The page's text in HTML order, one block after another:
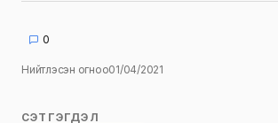
0
Нийтлэсэн огноо01/04/2021
СЭТГЭГДЭЛ